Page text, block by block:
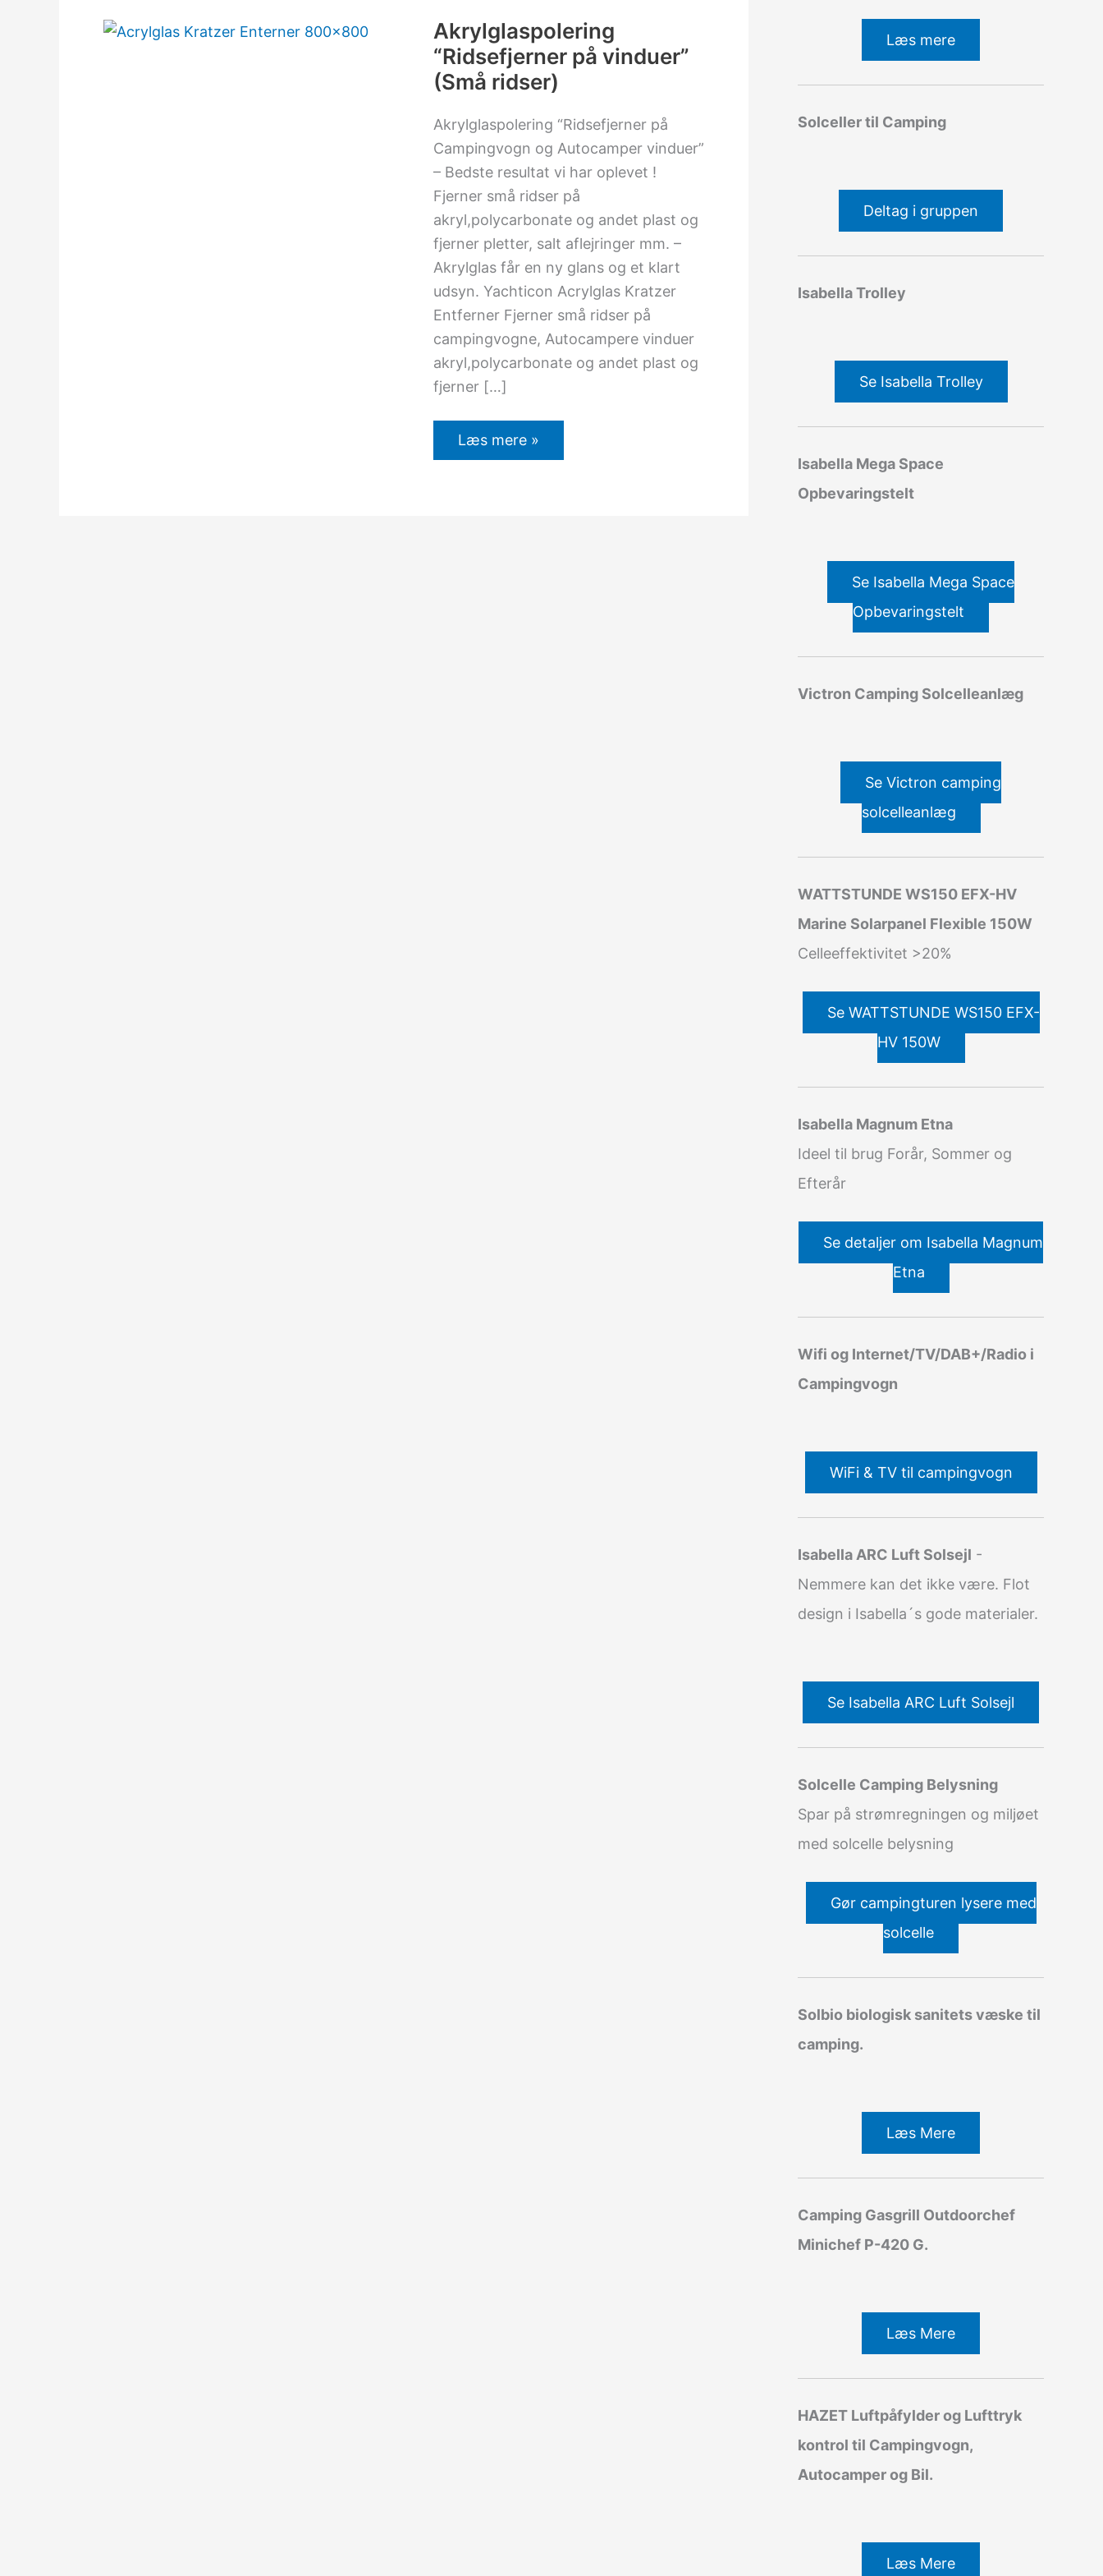
Akrylglaspolering
“Ridsefjerner på vinduer”
(Små ridser)
Akrylglaspolering “Ridsefjerner på
Campingvogn og Autocamper vinduer”
– Bedste resultat vi har oplevet !
Fjerner små ridser på
akryl,polycarbonate og andet plast og
fjerner pletter, salt aflejringer mm. –
Akrylglas får en ny glans og et klart
udsyn. Yachticon Acrylglas Kratzer
Entferner Fjerner små ridser på
campingvogne, Autocampere vinduer
akryl,polycarbonate og andet plast og
fjerner […]
vinduer”
(Små
ridser)
Læs mere »
Læs mere
Solceller til Camping
Deltag i gruppen
Isabella Trolley
Se Isabella Trolley
Isabella Mega Space
Opbevaringstelt
Se Isabella Mega Space
Opbevaringstelt
Victron Camping Solcelleanlæg
Se Victron camping
solcelleanlæg
WATTSTUNDE WS150 EFX-HV
Marine Solarpanel Flexible 150W
Celleeffektivitet >20%
Se WATTSTUNDE WS150 EFX-
HV 150W
Isabella Magnum Etna
Ideel til brug Forår, Sommer og
Efterår
Se detaljer om Isabella Magnum
Etna
Wifi og Internet/TV/DAB+/Radio i
Campingvogn
WiFi & TV til campingvogn
Isabella ARC Luft Solsejl -
Nemmere kan det ikke være. Flot
design i Isabella´s gode materialer.
Se Isabella ARC Luft Solsejl
Solcelle Camping Belysning
Spar på strømregningen og miljøet
med solcelle belysning
Gør campingturen lysere med
solcelle
Solbio biologisk sanitets væske til
camping.
Læs Mere
Camping Gasgrill Outdoorchef
Minichef P-420 G.
Læs Mere
HAZET Luftpåfylder og Lufttryk
kontrol til Campingvogn,
Autocamper og Bil.
Læs Mere